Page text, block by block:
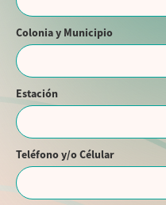
Colonia y Municipio
Estación
Teléfono y/o Célular